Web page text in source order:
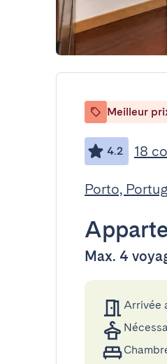
Meilleur
4.2 18
Porto,
Max. 4
Arrivée